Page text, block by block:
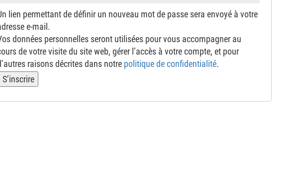
lien permettant de définir un nouveau mot de passe sera envoyé à votre
e-mail.
données personnelles seront utilisées pour vous accompagner au
de votre visite du site web, gérer l’accès à votre compte, et pour
raisons décrites dans notre politique de confidentialité.
S’inscrire